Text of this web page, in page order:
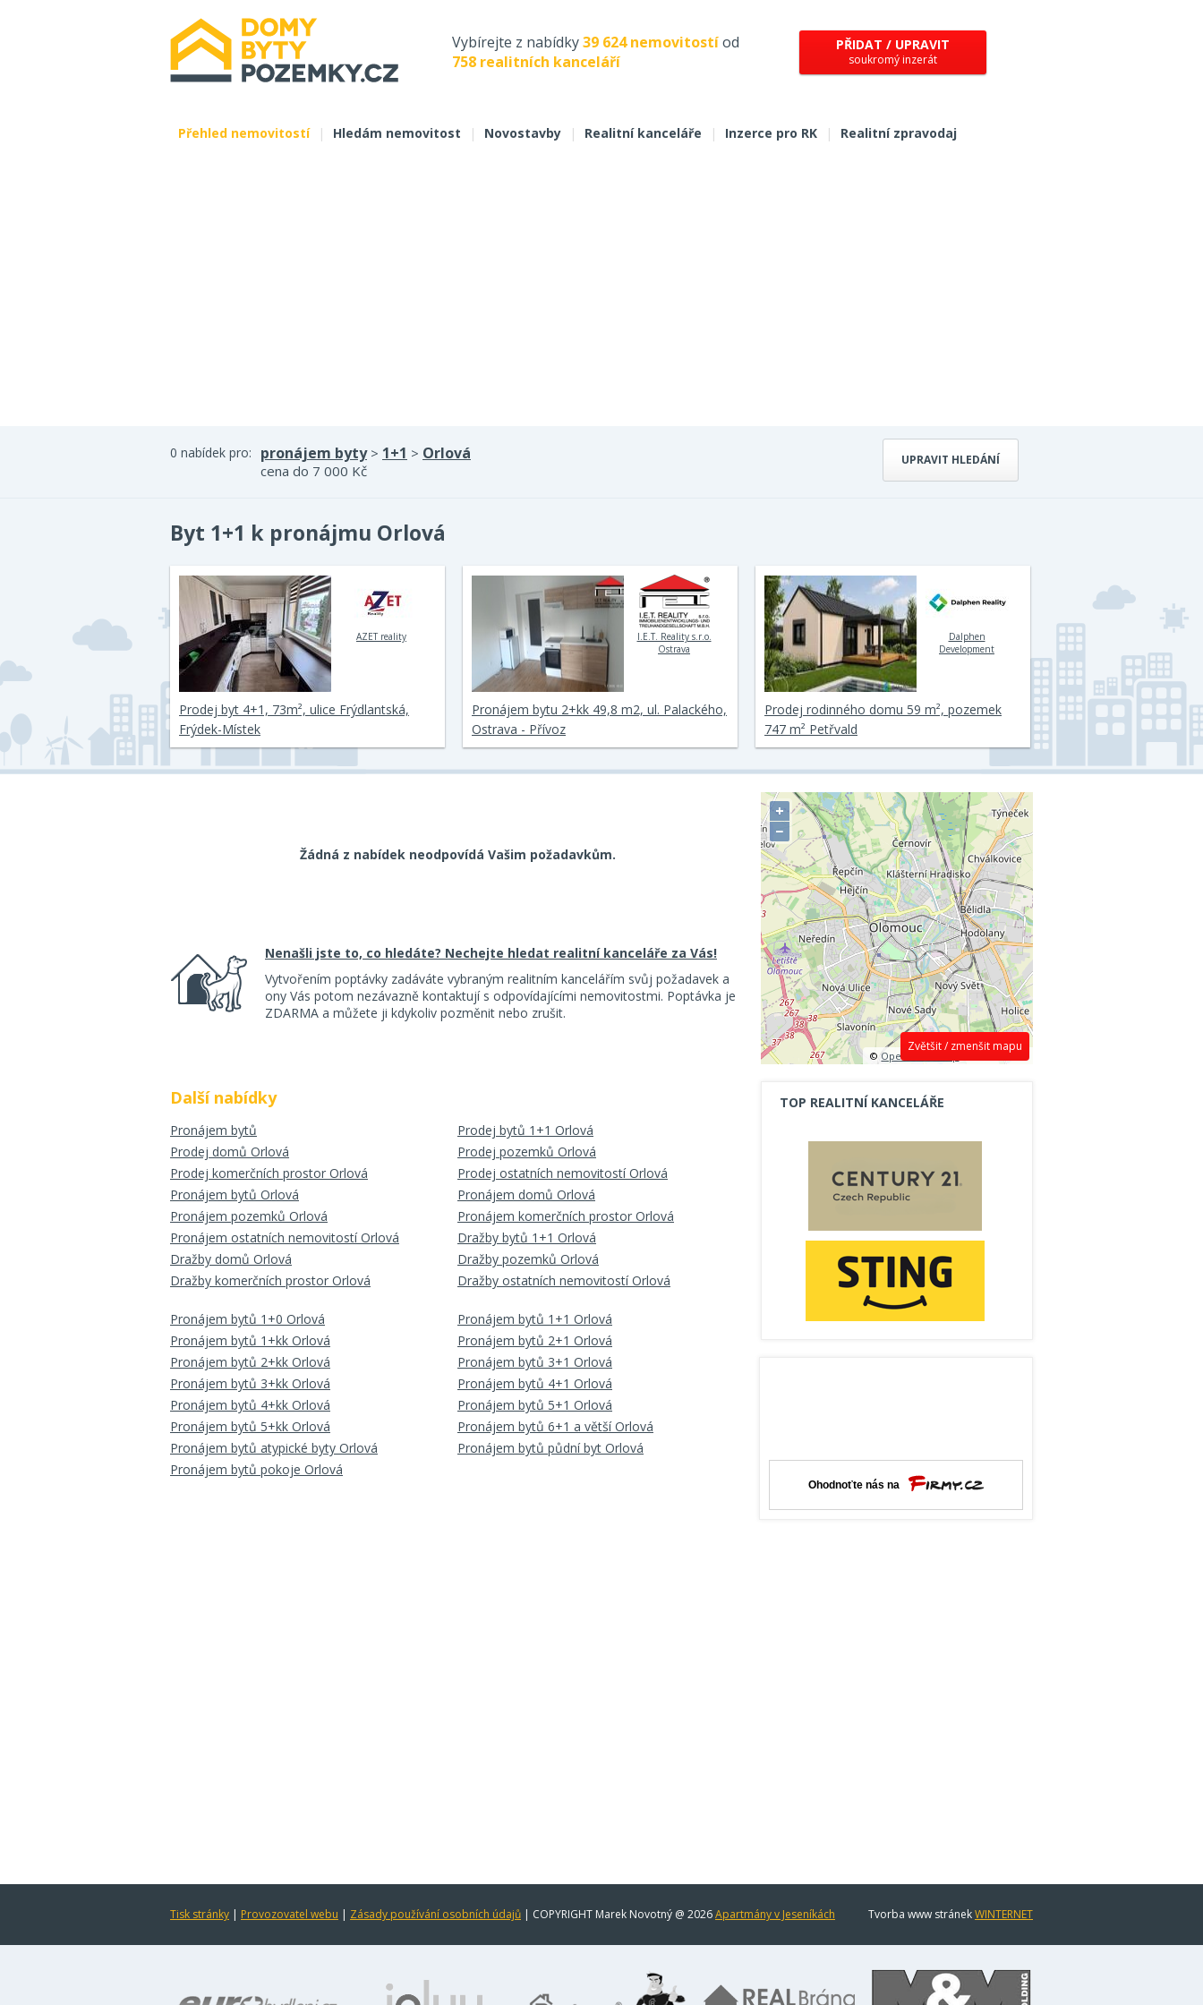
Vybírejte z nabídky39 624 nemovitostíod
758 realitních kanceláří
PŘIDAT / UPRAVIT
soukromý inzerát
Přehled nemovitostí | Hledám nemovitost | Novostavby | Realitní kanceláře | Inzerce pro RK | Realitní zpravodaj
UPRAVIT HLEDÁNÍ
0 nabídek pro: pronájem byty> 1+1 > Orlová
cena do 7 000 Kč
Byt 1+1 k pronájmu Orlová
AZET reality
Prodej byt 4+1, 73m², ulice Frýdlantská,
Frýdek-Místek
I.E.T. Reality s.r.o.
Ostrava
Pronájem bytu 2+kk 49,8 m2, ul. Palackého,
Ostrava - Přívoz
Dalphen
Development
Prodej rodinného domu 59 m², pozemek
747 m² Petřvald
Žádná z nabídek neodpovídá Vašim požadavkům.
Nenašli jste to, co hledáte? Nechejte hledat realitní kanceláře za Vás!
Vytvořením poptávky zadáváte vybraným realitním kancelářím svůj požadavek a
ony Vás potom nezávazně kontaktují s odpovídajícími nemovitostmi. Poptávka je
ZDARMA a můžete ji kdykoliv pozměnit nebo zrušit.
Další nabídky
Pronájem bytů
Prodej bytů 1+1 Orlová
Prodej domů Orlová
Prodej pozemků Orlová
Prodej komerčních prostor Orlová
Prodej ostatních nemovitostí Orlová
Pronájem bytů Orlová
Pronájem domů Orlová
Pronájem pozemků Orlová
Pronájem komerčních prostor Orlová
Pronájem ostatních nemovitostí Orlová
Dražby bytů 1+1 Orlová
Dražby domů Orlová
Dražby pozemků Orlová
Dražby komerčních prostor Orlová
Dražby ostatních nemovitostí Orlová
Pronájem bytů 1+0 Orlová
Pronájem bytů 1+1 Orlová
Pronájem bytů 1+kk Orlová
Pronájem bytů 2+1 Orlová
Pronájem bytů 2+kk Orlová
Pronájem bytů 3+1 Orlová
Pronájem bytů 3+kk Orlová
Pronájem bytů 4+1 Orlová
Pronájem bytů 4+kk Orlová
Pronájem bytů 5+1 Orlová
Pronájem bytů 5+kk Orlová
Pronájem bytů 6+1 a větší Orlová
Pronájem bytů atypické byty Orlová
Pronájem bytů půdní byt Orlová
Pronájem bytů pokoje Orlová
Zvětšit / zmenšit mapu
+
−
©OpenStreetMap contributors.
TOP REALITNÍ KANCELÁŘE
Tisk stránky | Provozovatel webu | Zásady používání osobních údajů | COPYRIGHT Marek Novotný @ 2026Apartmány v Jeseníkách Tvorba www stránekWINTERNET